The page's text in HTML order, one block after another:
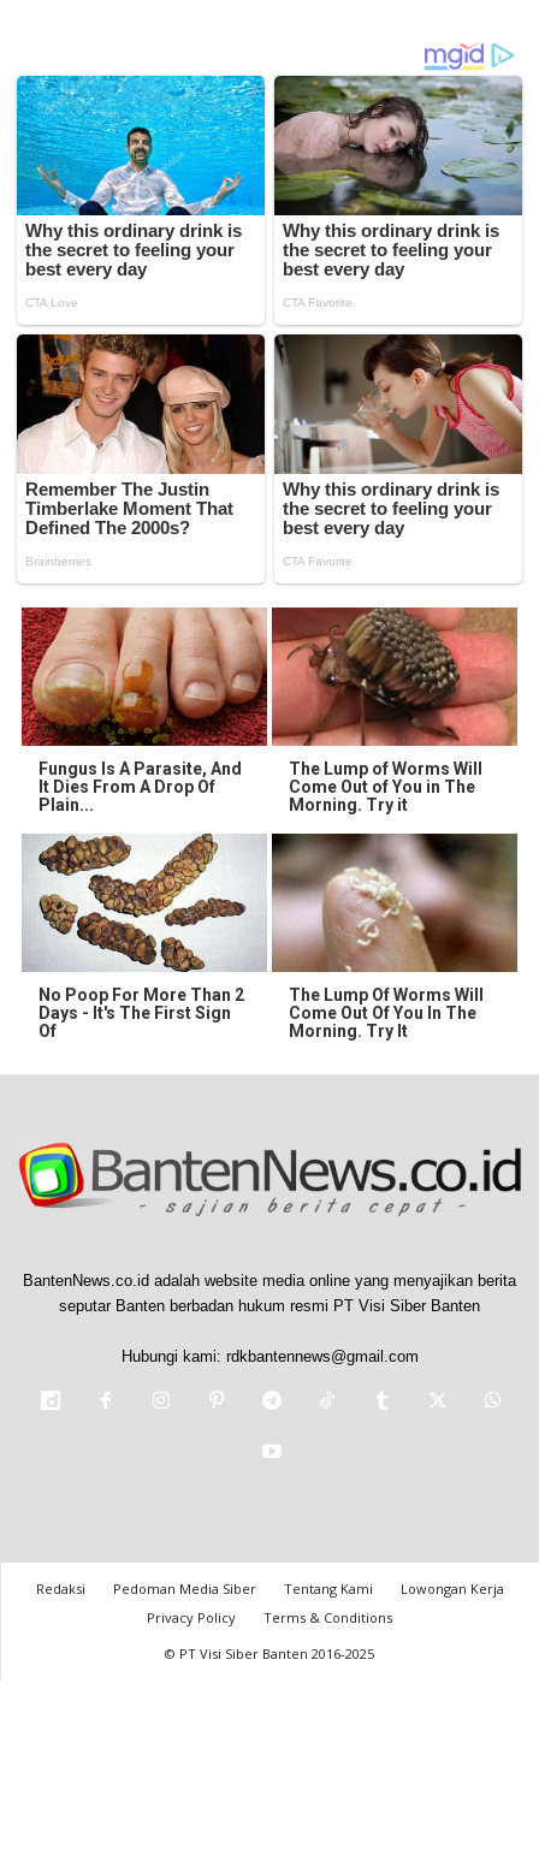
Fungus Is A Parasite, And
It Dies From A Drop Of
Plain...
The Lump of Worms Will
Come Out of You in The
Morning. Try it
No Poop For More Than 2
Days - It's The First Sign
Of
The Lump Of Worms Will
Come Out Of You In The
Morning. Try It
BantenNews.co.id adalah website media online yang menyajikan berita
seputar Banten berbadan hukum resmi PT Visi Siber Banten
Hubungi kami: rdkbantennews@gmail.com
Redaksi Pedoman Media Siber Tentang Kami
Lowongan Kerja
Privacy Policy
Terms & Conditions
© PT Visi Siber Banten 2016-2025